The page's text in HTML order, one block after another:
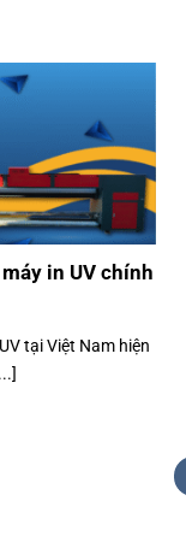
in UV chính
tại Việt Nam hiện